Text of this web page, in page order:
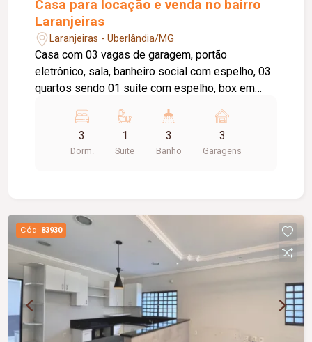
Casa para locação e venda no bairro
Laranjeiras
Laranjeiras - Uberlândia/MG
Casa com 03 vagas de garagem, portão
eletrônico, sala, banheiro social com espelho, 03
quartos sendo 01 suíte com espelho, box em
Cozinha planejada, lavanderia, 01 quarto, banheiro,
piso porcelanato.
3
Dorm.
1
Suite
3
Banho
3
Garagens
Cód. 83930